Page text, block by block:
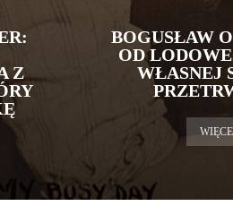
Z
BOGUSŁAW
OD
WŁASNEJ